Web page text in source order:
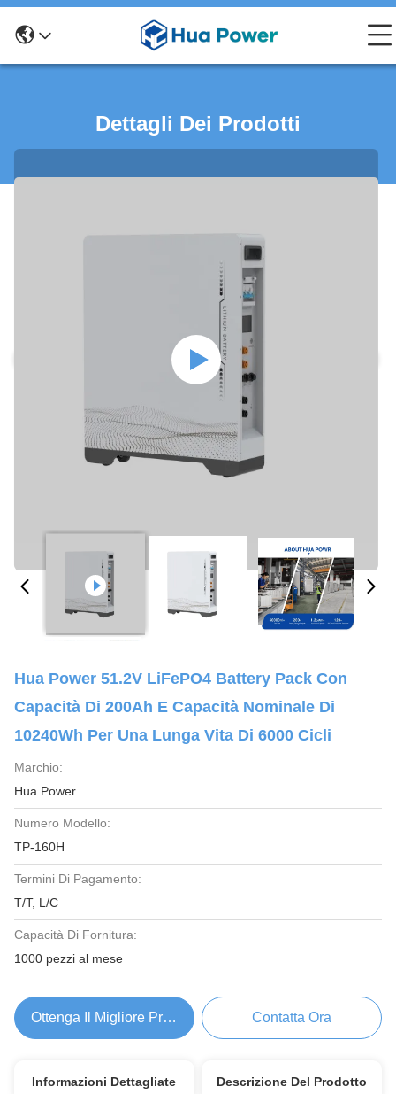
Dettagli Dei Prodotti
Hua Power 51.2V LiFePO4 Battery Pack Con
Capacità Di 200Ah E Capacità Nominale Di
10240Wh Per Una Lunga Vita Di 6000 Cicli
Marchio:
Hua Power
Numero Modello:
TP-160H
Termini Di Pagamento:
T/T, L/C
Capacità Di Fornitura:
1000 pezzi al mese
Ottenga Il Migliore Prezzo Contatta Ora
Informazioni Dettagliate Descrizione Del Prodotto